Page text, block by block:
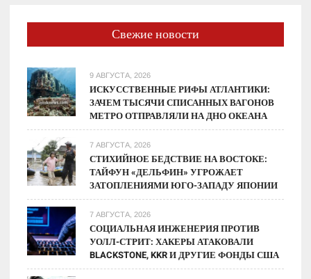
Свежие новости
9 АВГУСТА, 2026
ИСКУССТВЕННЫЕ РИФЫ АТЛАНТИКИ:
ЗАЧЕМ ТЫСЯЧИ СПИСАННЫХ ВАГОНОВ
МЕТРО ОТПРАВЛЯЛИ НА ДНО ОКЕАНА
7 АВГУСТА, 2026
СТИХИЙНОЕ БЕДСТВИЕ НА ВОСТОКЕ:
ТАЙФУН «ДЕЛЬФИН» УГРОЖАЕТ
ЗАТОПЛЕНИЯМИ ЮГО-ЗАПАДУ ЯПОНИИ
7 АВГУСТА, 2026
СОЦИАЛЬНАЯ ИНЖЕНЕРИЯ ПРОТИВ
УОЛЛ-СТРИТ: ХАКЕРЫ АТАКОВАЛИ
BLACKSTONE, KKR И ДРУГИЕ ФОНДЫ США